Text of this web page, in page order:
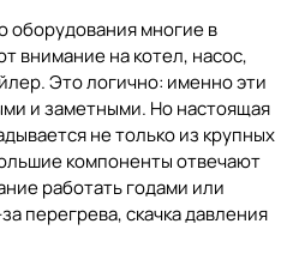
оборудования многие в
внимание на котел, насос,
Это логично: именно эти
и заметными. Но настоящая
не только из крупных
компоненты отвечают
работать годами или
перегрева, скачка давления